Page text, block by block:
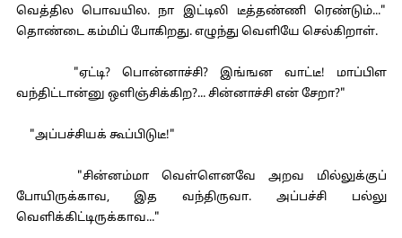
வெத்தில பொவயில. நா இட்டிலி டீத்தண்ணி ரெண்டும்..."
தொண்டை கம்மிப் போகிறது. எழுந்து வெளியே செல்கிறாள்.
"ஏட்டி? பொன்னாச்சி? இங்ஙன வாட்டீ! மாப்பிள
வந்திட்டான்னு ஒளிஞ்சிக்கிற?... சின்னாச்சி என் சேறா?"
"அப்பச்சியக் கூப்பிடுடீ!"
"சின்னம்மா வெள்ளெனவே அறவ மில்லுக்குப்
போயிருக்காவ, இத வந்திருவா. அப்பச்சி பல்லு
வெளிக்கிட்டிருக்காவ..."